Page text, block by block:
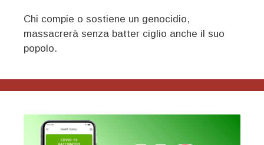
Chi compie o sostiene un genocidio,
massacrerà senza batter ciglio anche il suo
popolo.